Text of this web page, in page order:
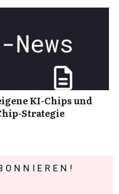
KI-Chips und
Strategie